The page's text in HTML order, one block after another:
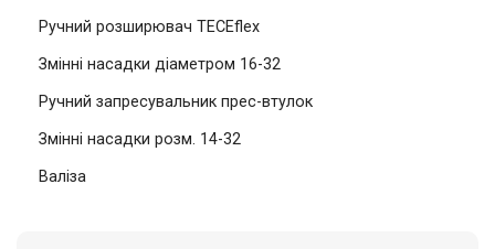
Ручний розширювач TECEflex
Змінні насадки діаметром 16-32
Ручний запресувальник прес-втулок
Змінні насадки розм. 14-32
Валіза